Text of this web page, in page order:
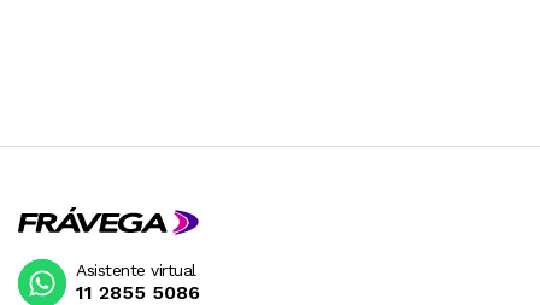
Asistente virtual
11 2855 5086